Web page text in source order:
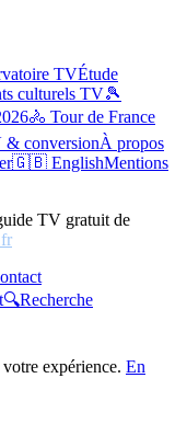
TVÉtude
culturels TV🎾
🚴 Tour de France
conversionÀ propos
🇬🇧 EnglishMentions
TV gratuit de
🔍Recherche
expérience. En